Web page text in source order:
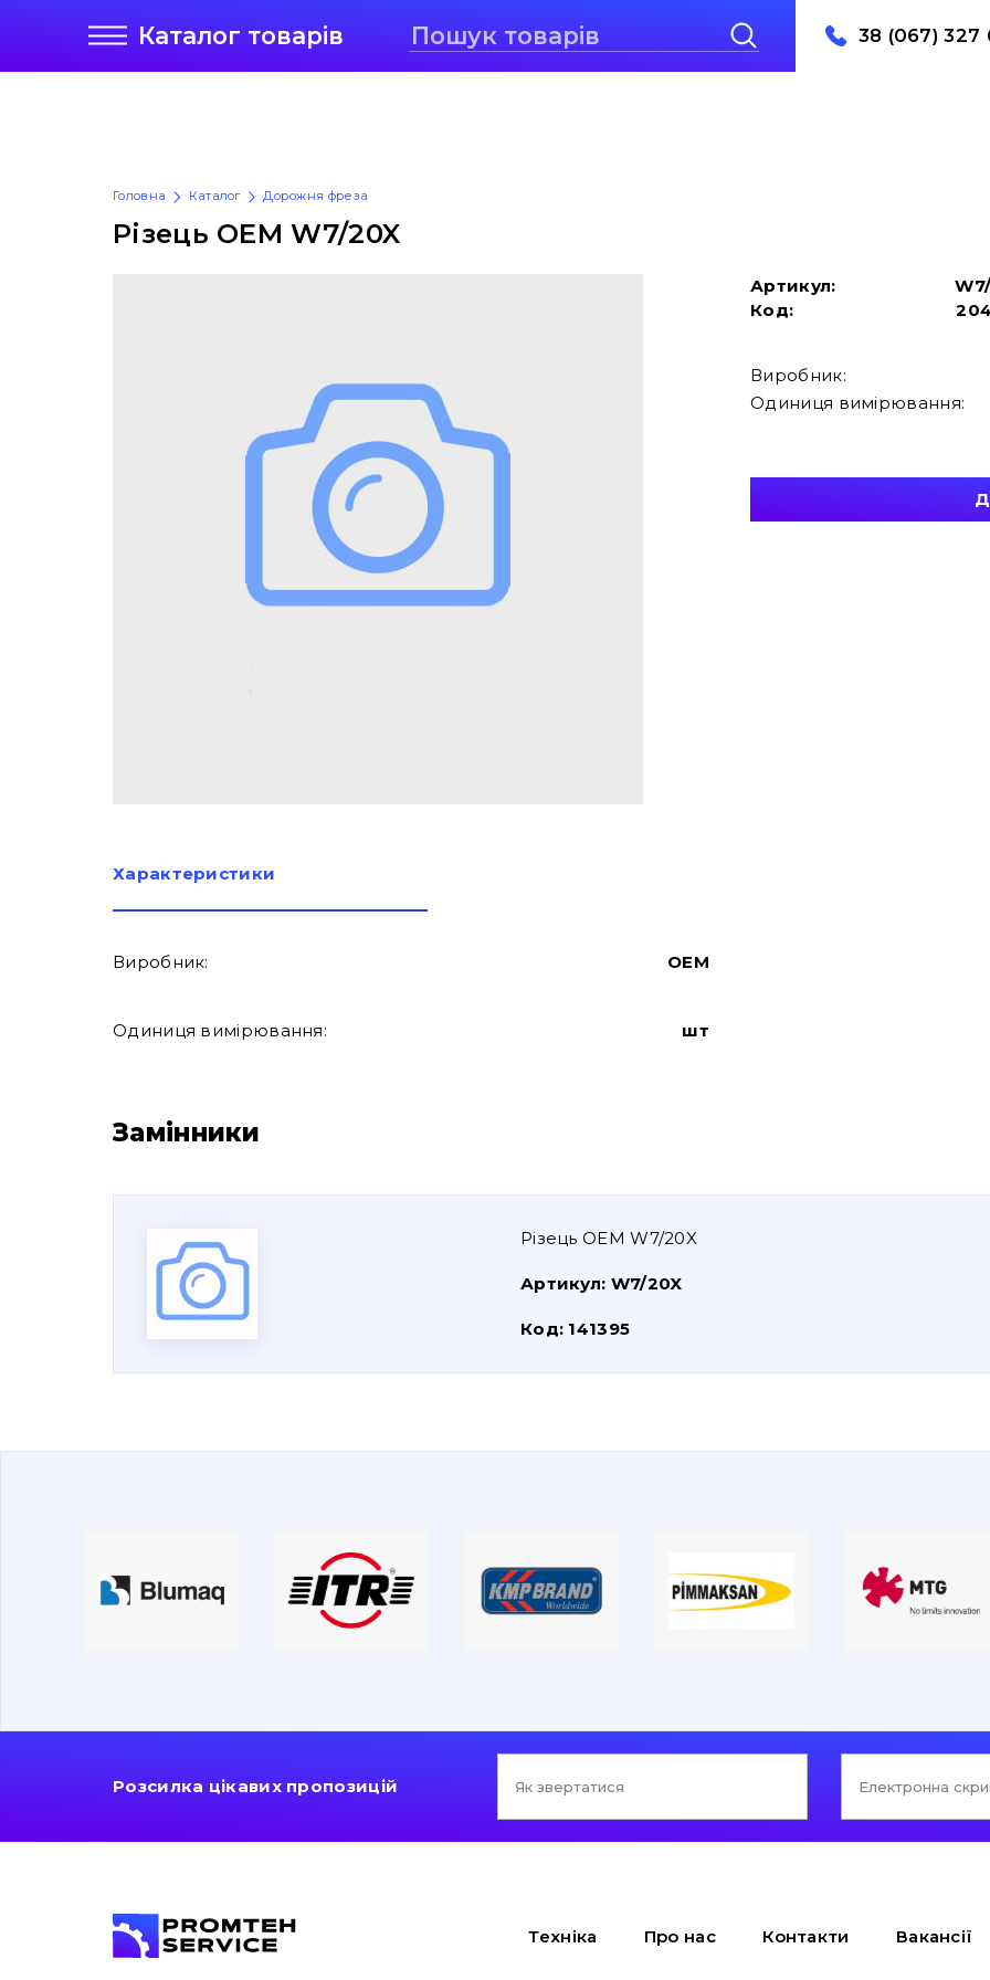
Каталог товарів 38 (067) 327
Головна Каталог Дорожня фреза
Різець OEM W7/20X
Артикул:
Код:
Виробник:
Одиниця вимірювання:
Характеристики
Виробник: OEM
Одиниця вимірювання: шт
Замінники
Різець OEM W7/20X
Артикул: W7/20X
Код: 141395
Розсилка цікавих пропозицій
Техніка Про нас Контакти Вакансії